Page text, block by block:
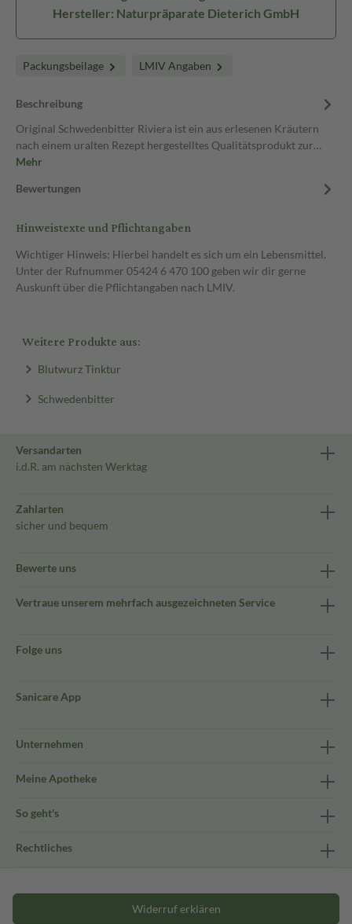
Hersteller: Naturpräparate Dieterich GmbH
Packungsbeilage LMIV Angaben
Beschreibung
Original Schwedenbitter Riviera ist ein aus erlesenen Kräutern
nach einem uralten Rezept hergestelltes Qualitätsprodukt zur…
Mehr
Bewertungen
Hinweistexte und Pflichtangaben
Wichtiger Hinweis: Hierbei handelt es sich um ein Lebensmittel.
Unter der Rufnummer 05424 6 470 100 geben wir dir gerne
Auskunft über die Pflichtangaben nach LMIV.
Weitere Produkte aus:
Blutwurz Tinktur
Schwedenbitter
Versandarten
i.d.R. am nächsten Werktag
Zahlarten
sicher und bequem
Bewerte uns
Vertraue unserem mehrfach ausgezeichneten Service
Folge uns
Sanicare App
Unternehmen
Meine Apotheke
So geht's
Rechtliches
Widerruf erklären